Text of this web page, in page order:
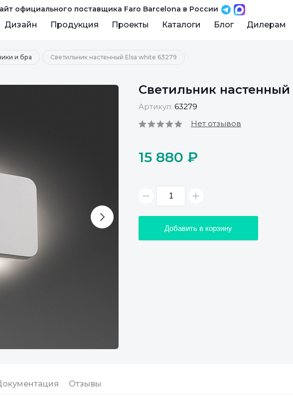
официального поставщика Faro Barcelona в России
Дизайн Продукция Проекты Каталоги Блог Дилерам
и бра Светильник настенный Elsa white 63279
Светильник
Артикул: 63279
Нет отзывов
15 880 ₽
Добавить в корзину
Отзывы